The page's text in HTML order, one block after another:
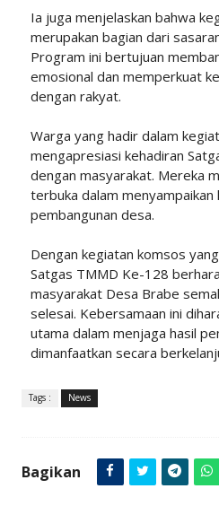
Ia juga menjelaskan bahwa
merupakan bagian dari
Program ini bertujuan
emosional dan memperkuat
dengan rakyat.
Warga yang hadir dalam
mengapresiasi kehadiran
dengan masyarakat. Mereka
terbuka dalam
pembangunan desa.
Dengan kegiatan komsos
Satgas TMMD Ke-128
masyarakat Desa Brabe
selesai. Kebersamaan ini
utama dalam menjaga hasil
dimanfaatkan secara
Tags : News
Bagikan